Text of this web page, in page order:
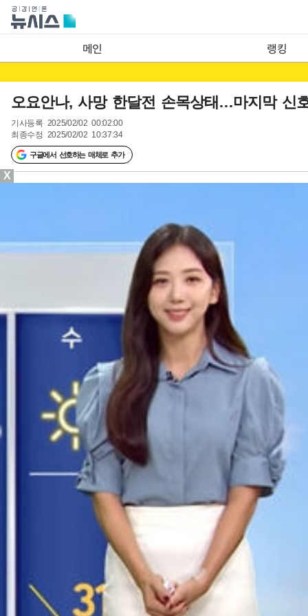
메인 랭킹
오요안나, 사망 한달전 손목상태…마지막 신
기사등록 2025/02/02 00:02:00
최종수정 2025/02/02 10:37:34
구글에서 선호하는 매체로 추가
X